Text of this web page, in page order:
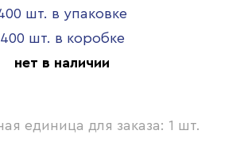
шт. в упаковке
400 шт. в коробке
нет в наличии
единица для заказа: 1 шт.